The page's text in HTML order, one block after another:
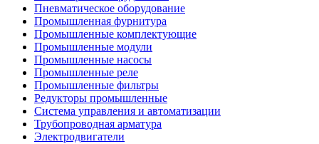
Пневматическое оборудование
Промышленная фурнитура
Промышленные комплектующие
Промышленные модули
Промышленные насосы
Промышленные реле
Промышленные фильтры
Редукторы промышленные
Система управления и автоматизации
Трубопроводная арматура
Электродвигатели